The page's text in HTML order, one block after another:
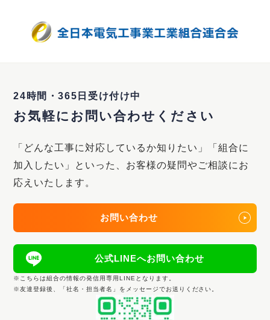
24時間・365日受け付け中
お気軽にお問い合わせください
「どんな工事に対応しているか知りたい」「組合に
加入したい」といった、 お客様の疑問やご相談にお
応えいたします。
お問い合わせ
公式LINEへお問い合わせ
※こちらは組合の情報の発信用専用LINEとなります。
※友達登録後、「社名・担当者名」をメッセージでお送りください。